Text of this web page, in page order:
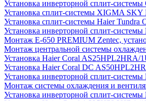
Установка инверторной сплит-системы
Установка сплит-системы XIGMA
Установка сплит-системы Haier
Установка инверторной сплит-
Монтаж E-650 PREMIUM Zentec,
Монтаж центральной системы
Установка Haier Coral
Установка Haier Coral DC
Установка инверторной сплит-
Монтаж системы охлаждения и
Установка инверторной сплит-